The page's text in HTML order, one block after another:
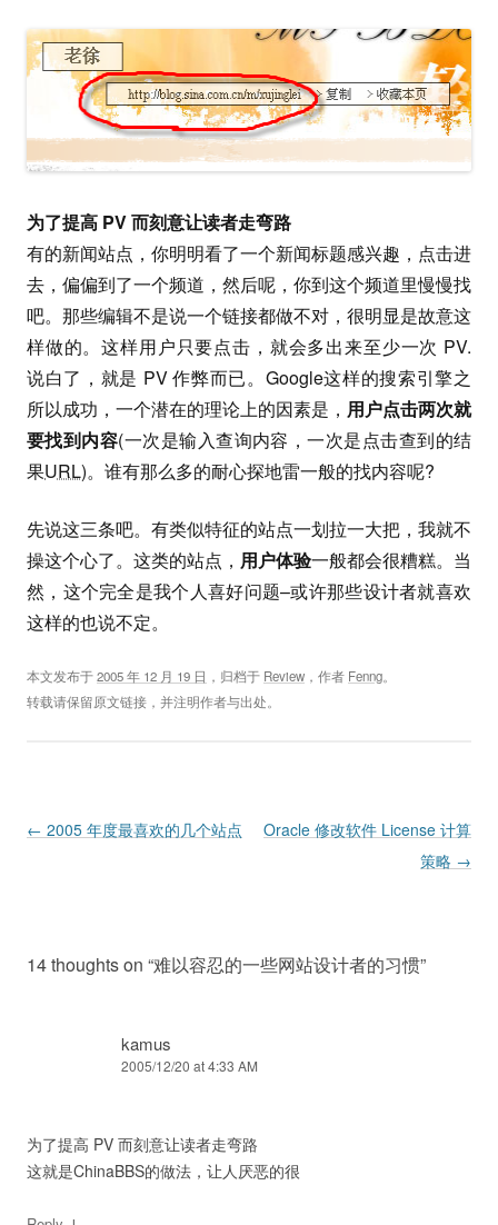
为了提高 PV 而刻意让读者走弯路
有的新闻站点，你明明看了一个新闻标题感兴趣，点击进
去，偏偏到了一个频道，然后呢，你到这个频道里慢慢找
吧。那些编辑不是说一个链接都做不对，很明显是故意这
样做的。这样用户只要点击，就会多出来至少一次 PV.
说白了，就是 PV 作弊而已。Google这样的搜索引擎之
所以成功，一个潜在的理论上的因素是， 用户点击两次就
要找到内容(一次是输入查询内容，一次是点击查到的结
果URL)。谁有那么多的耐心探地雷一般的找内容呢?
先说这三条吧。有类似特征的站点一划拉一大把，我就不
操这个心了。这类的站点， 用户体验一般都会很糟糕。当
然，这个完全是我个人喜好问题–或许那些设计者就喜欢
这样的也说不定。
本文发布于2005 年 12 月 19 日 ，归档于 Review ，作者 Fenng。
转载请保留原文链接，并注明作者与出处。
Post navigation
← 2005 年度最喜欢的几个站点
Oracle 修改软件 License 计算
策略 →
14 thoughts on “难以容忍的一些网站设计者的习惯”
kamus
2005/12/20 at 4:33 AM
为了提高 PV 而刻意让读者走弯路
这就是ChinaBBS的做法，让人厌恶的很